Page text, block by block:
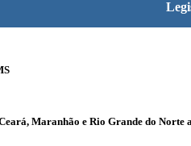
Maranhão e Rio Grande do